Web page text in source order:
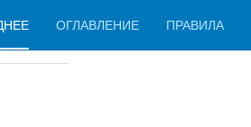
ОГЛАВЛЕНИЕ ПРАВИЛА